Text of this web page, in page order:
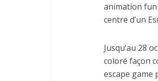
animation fun
centre d’un
Jusqu’au 28
coloré façon
escape game